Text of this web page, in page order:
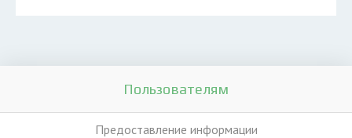
Пользователям
Предоставление информации